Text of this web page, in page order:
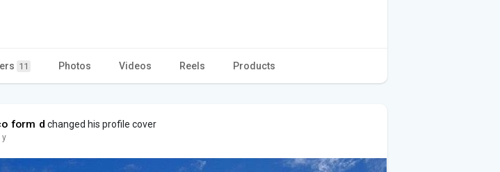
11 Photos Videos Reels Products
form d changed his profile cover
y